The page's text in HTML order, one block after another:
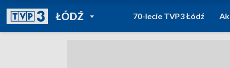
ŁÓDŹPOWRÓT DO
TVP REGIONY
70-lecie TVP3 Łódź